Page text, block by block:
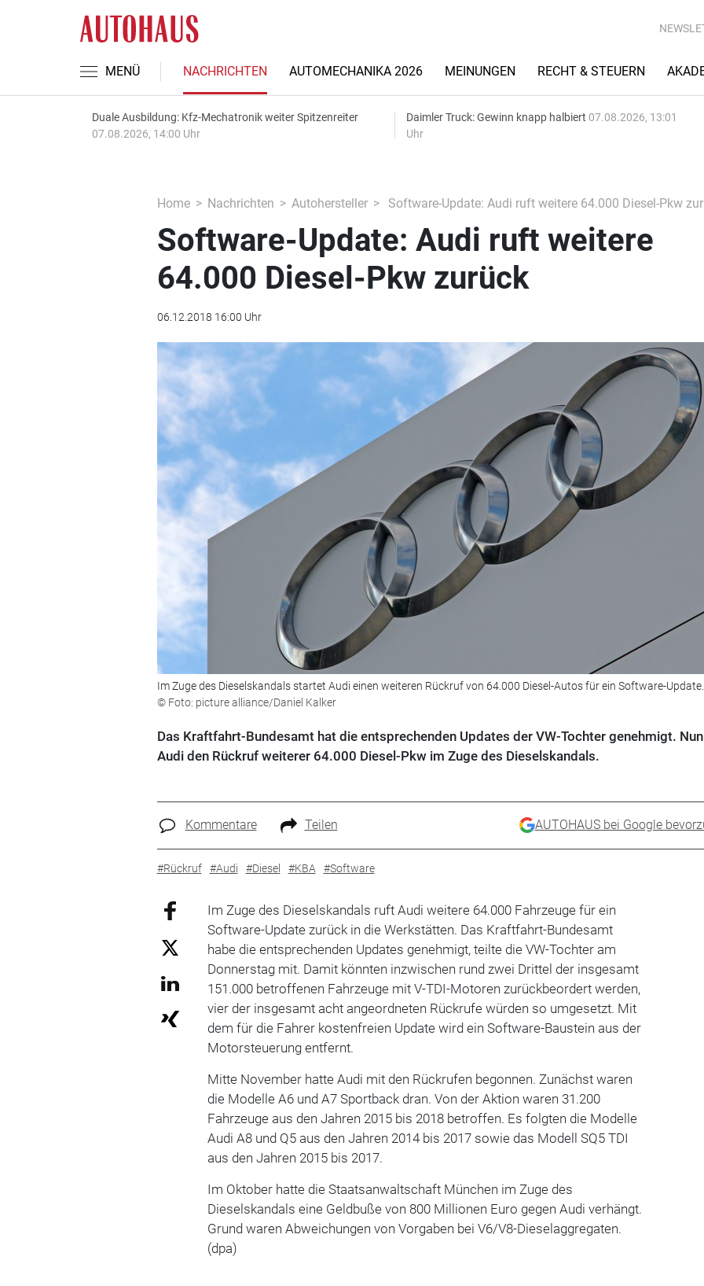
MENÜ NACHRICHTEN AUTOMECHANIKA 2026 MEINUNGEN RECHT & STEUERN
Duale Ausbildung: Kfz-Mechatronik weiter Spitzenreiter
07.08.2026, 14:00 Uhr
Daimler Truck: Gewinn knapp halbiert 07.08.2026, 13:01
Uhr
Home Nachrichten Autohersteller Software-Update: Audi ruft weitere 64.000 Diesel-Pkw
Software-Update: Audi ruft weitere
64.000 Diesel-Pkw zurück
06.12.2018 16:00 Uhr
Im Zuge des Dieselskandals startet Audi einen weiteren Rückruf von 64.000 Diesel-Autos für ein Software-Update.
© Foto: picture alliance/Daniel Kalker
Das Kraftfahrt-Bundesamt hat die entsprechenden Updates der VW-Tochter genehmigt.
Audi den Rückruf weiterer 64.000 Diesel-Pkw im Zuge des Dieselskandals.
Kommentare Teilen AUTOHAUS bei Google
#Rückruf #Audi #Diesel #KBA #Software
Im Zuge des Dieselskandals ruft Audi weitere 64.000 Fahrzeuge für ein
Software-Update zurück in die Werkstätten. Das Kraftfahrt-Bundesamt
habe die entsprechenden Updates genehmigt, teilte die VW-Tochter am
Donnerstag mit. Damit könnten inzwischen rund zwei Drittel der insgesamt
151.000 betroffenen Fahrzeuge mit V-TDI-Motoren zurückbeordert werden,
vier der insgesamt acht angeordneten Rückrufe würden so umgesetzt. Mit
dem für die Fahrer kostenfreien Update wird ein Software-Baustein aus der
Motorsteuerung entfernt.
Mitte November hatte Audi mit den Rückrufen begonnen. Zunächst waren
die Modelle A6 und A7 Sportback dran. Von der Aktion waren 31.200
Fahrzeuge aus den Jahren 2015 bis 2018 betroffen. Es folgten die Modelle
Audi A8 und Q5 aus den Jahren 2014 bis 2017 sowie das Modell SQ5 TDI
aus den Jahren 2015 bis 2017.
Im Oktober hatte die Staatsanwaltschaft München im Zuge des
Dieselskandals eine Geldbuße von 800 Millionen Euro gegen Audi verhängt.
Grund waren Abweichungen von Vorgaben bei V6/V8-Dieselaggregaten.
(dpa)